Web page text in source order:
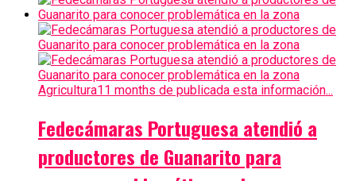
Agricultura11 months de publicada esta información...
Fedecámaras Portuguesa atendió a
productores de Guanarito para